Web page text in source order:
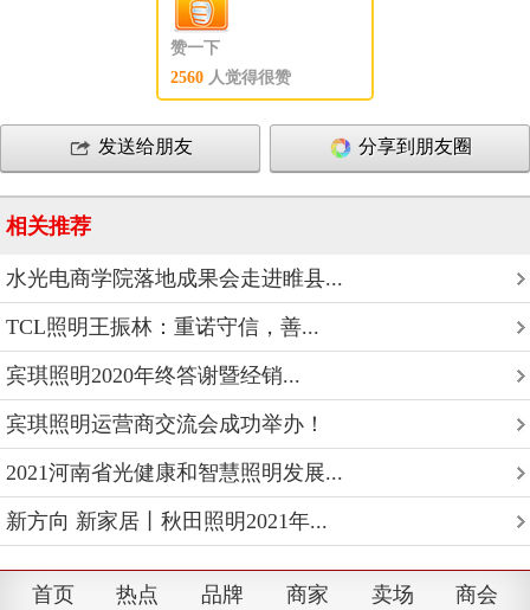
赞一下
2560 人觉得很赞
发送给朋友 分享到朋友圈
相关推荐
水光电商学院落地成果会走进睢县...
TCL照明王振林：重诺守信，善...
宾琪照明2020年终答谢暨经销...
宾琪照明运营商交流会成功举办！
2021河南省光健康和智慧照明发展...
新方向 新家居丨秋田照明2021年...
首页 热点 品牌 商家 卖场 商会